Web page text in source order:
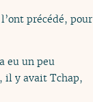
précédé, pour
eu un peu
, il y avait Tchap,